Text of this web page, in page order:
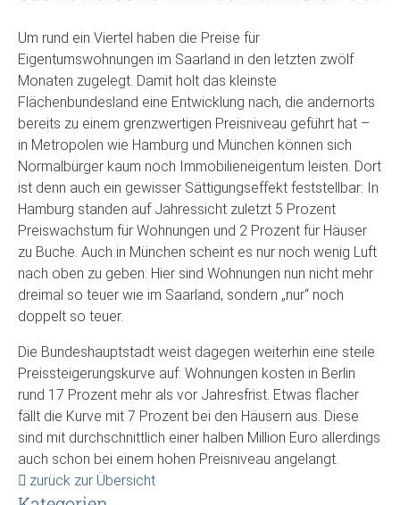
Um rund ein Viertel haben die Preise für
Eigentumswohnungen im Saarland in den letzten zwölf
Monaten zugelegt. Damit holt das kleinste
Flächenbundesland eine Entwicklung nach, die andernorts
bereits zu einem grenzwertigen Preisniveau geführt hat –
in Metropolen wie Hamburg und München können sich
Normalbürger kaum noch Immobilieneigentum leisten. Dort
ist denn auch ein gewisser Sättigungseffekt feststellbar: In
Hamburg standen auf Jahressicht zuletzt 5 Prozent
Preiswachstum für Wohnungen und 2 Prozent für Häuser
zu Buche. Auch in München scheint es nur noch wenig Luft
nach oben zu geben: Hier sind Wohnungen nun nicht mehr
dreimal so teuer wie im Saarland, sondern „nur“ noch
doppelt so teuer.
Die Bundeshauptstadt weist dagegen weiterhin eine steile
Preissteigerungskurve auf: Wohnungen kosten in Berlin
rund 17 Prozent mehr als vor Jahresfrist. Etwas flacher
fällt die Kurve mit 7 Prozent bei den Häusern aus. Diese
sind mit durchschnittlich einer halben Million Euro allerdings
auch schon bei einem hohen Preisniveau angelangt.
zurück zur Übersicht